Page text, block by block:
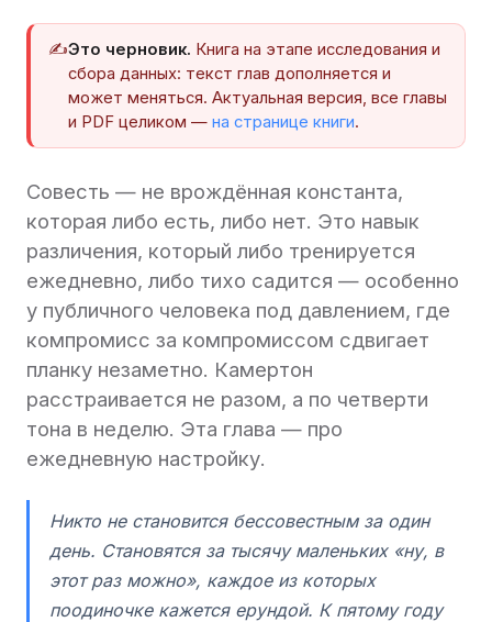
✍️Это черновик. Книга на этапе исследования и
сбора данных: текст глав дополняется и
может меняться. Актуальная версия, все главы
и PDF целиком — на странице книги.
Совесть — не врождённая константа,
которая либо есть, либо нет. Это навык
различения, который либо тренируется
ежедневно, либо тихо садится — особенно
у публичного человека под давлением, где
компромисс за компромиссом сдвигает
планку незаметно. Камертон
расстраивается не разом, а по четверти
тона в неделю. Эта глава — про
ежедневную настройку.
Никто не становится бессовестным за один
день. Становятся за тысячу маленьких «ну, в
этот раз можно», каждое из которых
поодиночке кажется ерундой. К пятому году